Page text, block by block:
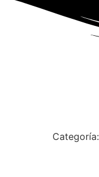
Categoría: